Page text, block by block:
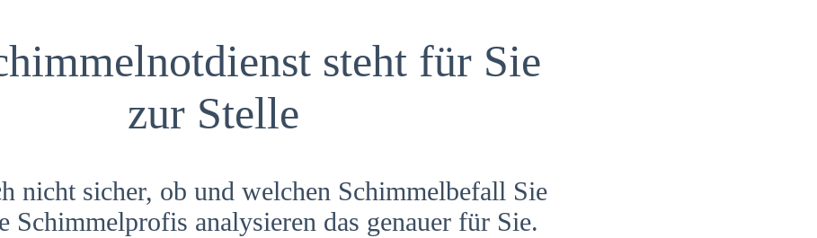
steht für Sie
zur Stelle
nicht sicher, ob und welchen Schimmelbefall Sie
Schimmelprofis analysieren das genauer für Sie.